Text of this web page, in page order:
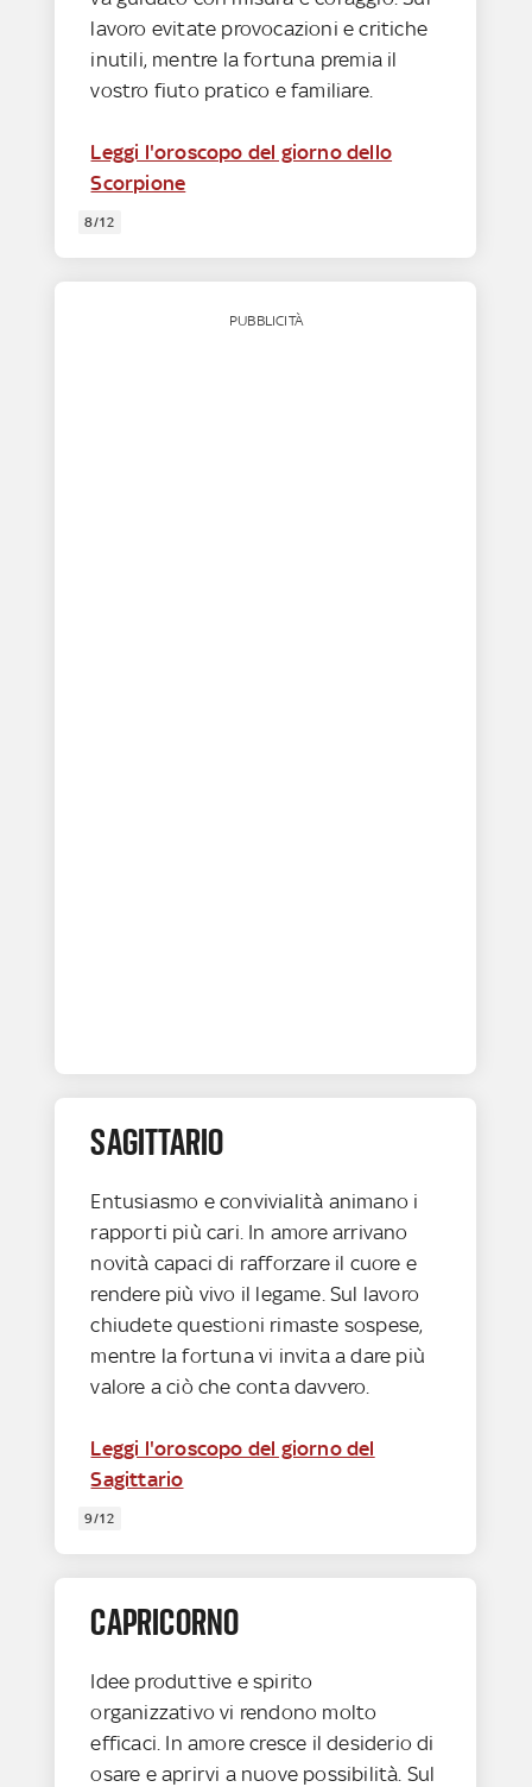
lavoro evitate provocazioni e critiche
inutili, mentre la fortuna premia il
vostro fiuto pratico e familiare.
Leggi l'oroscopo del giorno dello
Scorpione
8/12
PUBBLICITÀ
SAGITTARIO
Entusiasmo e convivialità animano i
rapporti più cari. In amore arrivano
novità capaci di rafforzare il cuore e
rendere più vivo il legame. Sul lavoro
chiudete questioni rimaste sospese,
mentre la fortuna vi invita a dare più
valore a ciò che conta davvero.
Leggi l'oroscopo del giorno del
Sagittario
9/12
CAPRICORNO
Idee produttive e spirito
organizzativo vi rendono molto
efficaci. In amore cresce il desiderio di
osare e aprirvi a nuove possibilità. Sul